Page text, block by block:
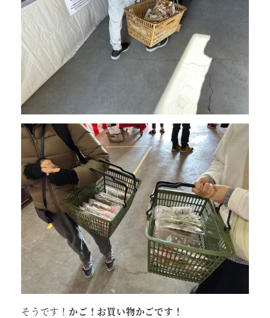
そうです！ かご！お買い物かごです！